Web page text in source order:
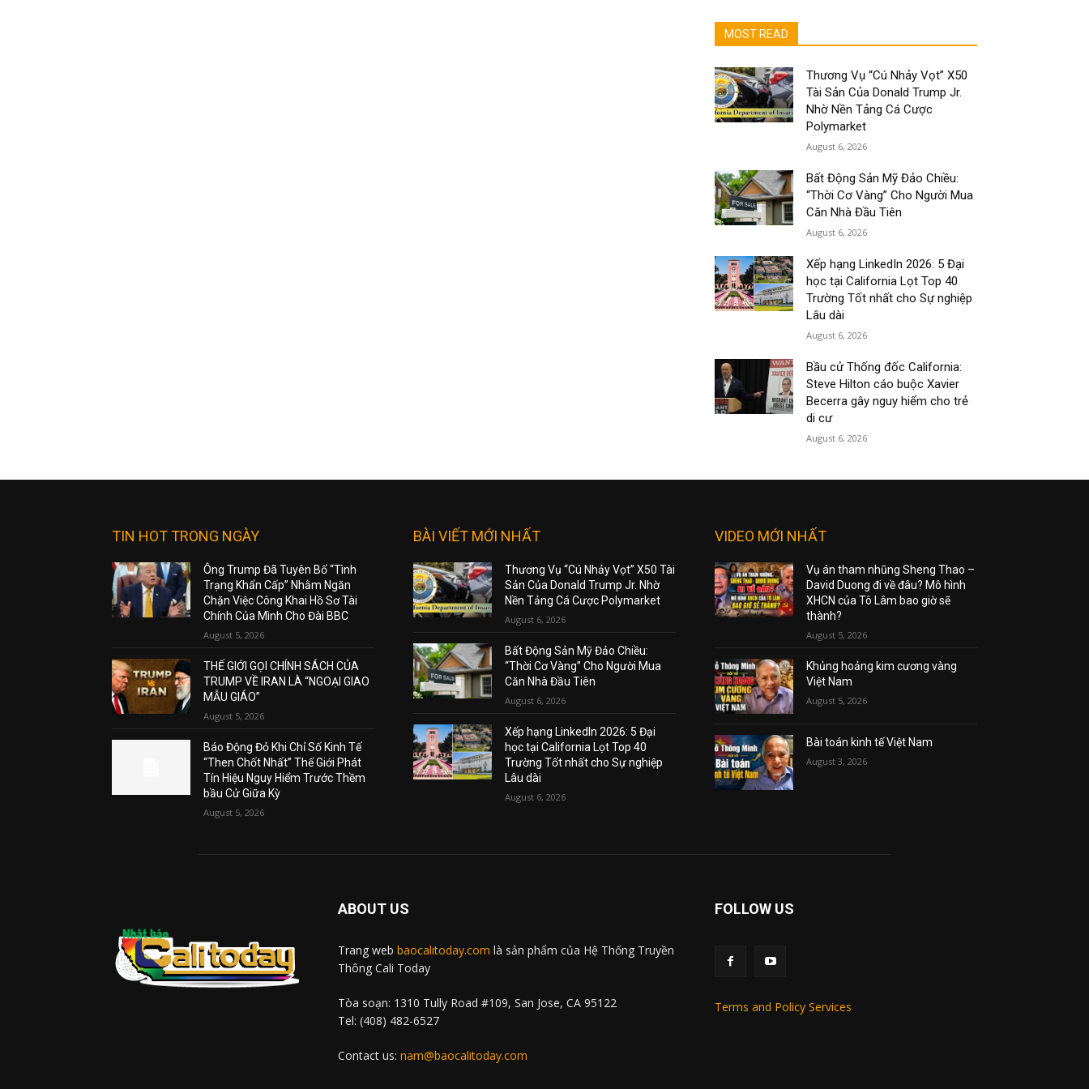
MOST READ
Thương Vụ “Cú Nhảy Vọt” X50
Tài Sản Của Donald Trump Jr.
Nhờ Nền Tảng Cá Cược
Polymarket
August 6, 2026
Bất Động Sản Mỹ Đảo Chiều:
“Thời Cơ Vàng” Cho Người Mua
Căn Nhà Đầu Tiên
August 6, 2026
Xếp hạng LinkedIn 2026: 5 Đại
học tại California Lọt Top 40
Trường Tốt nhất cho Sự nghiệp
Lâu dài
August 6, 2026
Bầu cử Thống đốc California:
Steve Hilton cáo buộc Xavier
Becerra gây nguy hiểm cho trẻ
di cư
August 6, 2026
TIN HOT TRONG NGÀY
Ông Trump Đã Tuyên Bố “Tình
Trạng Khẩn Cấp” Nhằm Ngăn
Chặn Việc Công Khai Hồ Sơ Tài
Chính Của Mình Cho Đài BBC
August 5, 2026
THẾ GIỚI GỌI CHÍNH SÁCH CỦA
TRUMP VỀ IRAN LÀ “NGOẠI GIAO
MẪU GIÁO”
August 5, 2026
Báo Động Đỏ Khi Chỉ Số Kinh Tế
“Then Chốt Nhất” Thế Giới Phát
Tín Hiệu Nguy Hiểm Trước Thềm
bầu Cử Giữa Kỳ
August 5, 2026
BÀI VIẾT MỚI NHẤT
Thương Vụ “Cú Nhảy Vọt” X50 Tài
Sản Của Donald Trump Jr. Nhờ
Nền Tảng Cá Cược Polymarket
August 6, 2026
Bất Động Sản Mỹ Đảo Chiều:
“Thời Cơ Vàng” Cho Người Mua
Căn Nhà Đầu Tiên
August 6, 2026
Xếp hạng LinkedIn 2026: 5 Đại
học tại California Lọt Top 40
Trường Tốt nhất cho Sự nghiệp
Lâu dài
August 6, 2026
VIDEO MỚI NHẤT
Vụ án tham nhũng Sheng Thao –
David Duong đi về đâu? Mô hình
XHCN của Tô Lâm bao giờ sẽ
thành?
August 5, 2026
Khủng hoảng kim cương vàng
Việt Nam
August 5, 2026
Bài toán kinh tế Việt Nam
August 3, 2026
ABOUT US
Trang web baocalitoday.com là sản phẩm của Hệ Thống Truyền
Thông Cali Today
Tòa soạn: 1310 Tully Road #109, San Jose, CA 95122
Tel: (408) 482-6527
Contact us: nam@baocalitoday.com
FOLLOW US
Terms and Policy Services